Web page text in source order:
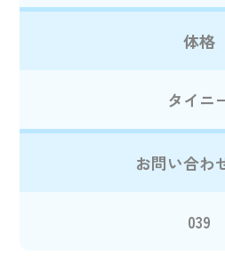
体格
タイニ
お問い合わ
039